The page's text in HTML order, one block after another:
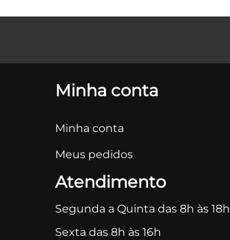
Minha conta
Minha conta
Meus pedidos
Atendimento
Segunda a Quinta das 8h às 18h
Sexta das 8h às 16h